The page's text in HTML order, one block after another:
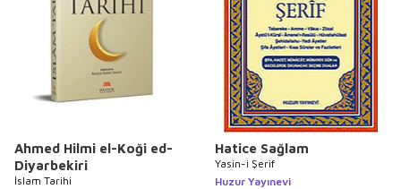
Ahmed Hilmi el-Koği ed-
Diyarbekiri
İslam Tarihi
Hatice Sağlam
Yasin-i Şerif
Huzur Yayınevi